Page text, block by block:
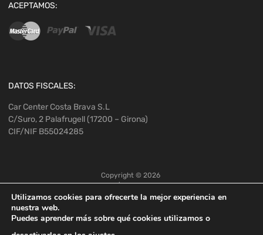
ACEPTAMOS:
DATOS FISCALES:
Car Center Costa Brava S.L
C/Suro, 2 Palafrugell (17200 – Girona)
CIF/NIF B55024285
Copyright © 2026
Utilizamos cookies para ofrecerte la mejor experiencia en
nuestra web.
Puedes aprender más sobre qué cookies utilizamos o